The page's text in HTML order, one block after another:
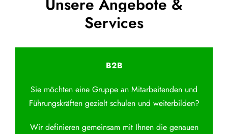
Services
B2B
Sie möchten eine Gruppe an Mitarbeitenden und
Führungskräften gezielt schulen und weiterbilden?
Wir definieren gemeinsam mit Ihnen die genauen